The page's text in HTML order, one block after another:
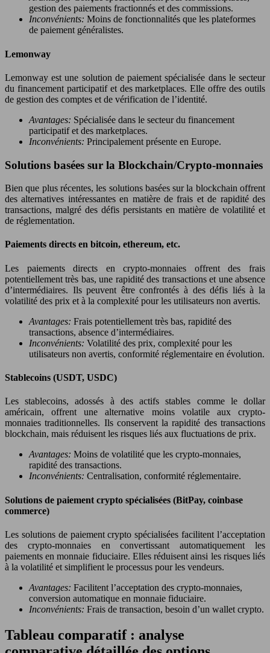
gestion des paiements fractionnés et des commissions.
Inconvénients: Moins de fonctionnalités que les plateformes
de paiement généralistes.
Lemonway
Lemonway est une solution de paiement spécialisée dans le secteur
du financement participatif et des marketplaces. Elle offre des outils
de gestion des comptes et de vérification de l’identité.
Avantages: Spécialisée dans le secteur du financement
participatif et des marketplaces.
Inconvénients: Principalement présente en Europe.
Solutions basées sur la Blockchain/Crypto-monnaies
Bien que plus récentes, les solutions basées sur la blockchain offrent
des alternatives intéressantes en matière de frais et de rapidité des
transactions, malgré des défis persistants en matière de volatilité et
de réglementation.
Paiements directs en bitcoin, ethereum, etc.
Les paiements directs en crypto-monnaies offrent des frais
potentiellement très bas, une rapidité des transactions et une absence
d’intermédiaires. Ils peuvent être confrontés à des défis liés à la
volatilité des prix et à la complexité pour les utilisateurs non avertis.
Avantages: Frais potentiellement très bas, rapidité des
transactions, absence d’intermédiaires.
Inconvénients: Volatilité des prix, complexité pour les
utilisateurs non avertis, conformité réglementaire en évolution.
Stablecoins (USDT, USDC)
Les stablecoins, adossés à des actifs stables comme le dollar
américain, offrent une alternative moins volatile aux crypto-
monnaies traditionnelles. Ils conservent la rapidité des transactions
blockchain, mais réduisent les risques liés aux fluctuations de prix.
Avantages: Moins de volatilité que les crypto-monnaies,
rapidité des transactions.
Inconvénients: Centralisation, conformité réglementaire.
Solutions de paiement crypto spécialisées (BitPay, coinbase
commerce)
Les solutions de paiement crypto spécialisées facilitent l’acceptation
des crypto-monnaies en convertissant automatiquement les
paiements en monnaie fiduciaire. Elles réduisent ainsi les risques liés
à la volatilité et simplifient le processus pour les vendeurs.
Avantages: Facilitent l’acceptation des crypto-monnaies,
conversion automatique en monnaie fiduciaire.
Inconvénients: Frais de transaction, besoin d’un wallet crypto.
Tableau comparatif : analyse